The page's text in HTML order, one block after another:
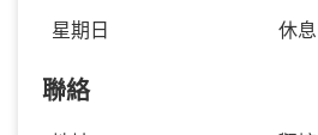
星期日 休息
聯絡